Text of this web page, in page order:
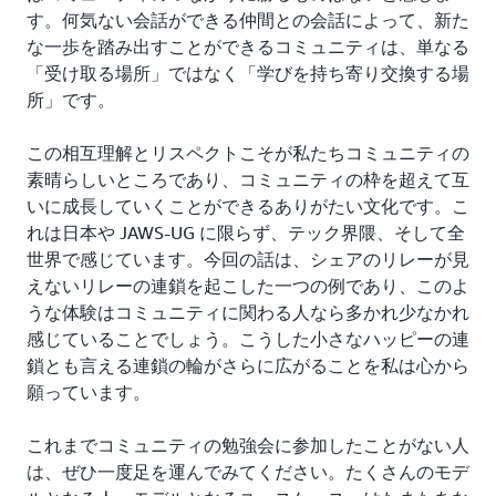
す。何気ない会話ができる仲間との会話によって、新た
な一歩を踏み出すことができるコミュニティは、単なる
「受け取る場所」ではなく「学びを持ち寄り交換する場
所」です。
この相互理解とリスペクトこそが私たちコミュニティの
素晴らしいところであり、コミュニティの枠を超えて互
いに成長していくことができるありがたい文化です。こ
れは日本や JAWS-UG に限らず、テック界隈、そして全
世界で感じています。今回の話は、シェアのリレーが見
えないリレーの連鎖を起こした一つの例であり、このよ
うな体験はコミュニティに関わる人なら多かれ少なかれ
感じていることでしょう。こうした小さなハッピーの連
鎖とも言える連鎖の輪がさらに広がることを私は心から
願っています。
これまでコミュニティの勉強会に参加したことがない人
は、ぜひ一度足を運んでみてください。たくさんのモデ